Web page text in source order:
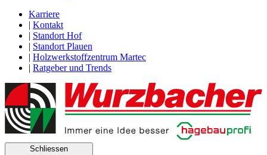
Karriere
| Kontakt
| Standort Hof
| Standort Plauen
| Holzwerkstoffzentrum Martec
| Ratgeber und Trends
Schliessen